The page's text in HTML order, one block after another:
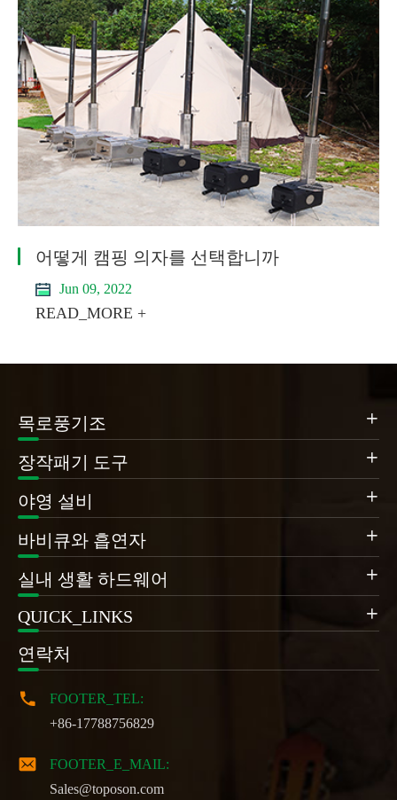
어떻게 캠핑 의자를 선택합니까
Jun 09, 2022
READ_MORE +
목로풍기조 
장작패기 도구 
야영 설비 
바비큐와 흡연자 
실내 생활 하드웨어 
QUICK_LINKS 
연락처

FOOTER_TEL:
+86-17788756829

FOOTER_E_MAIL:
Sales@toposon.com